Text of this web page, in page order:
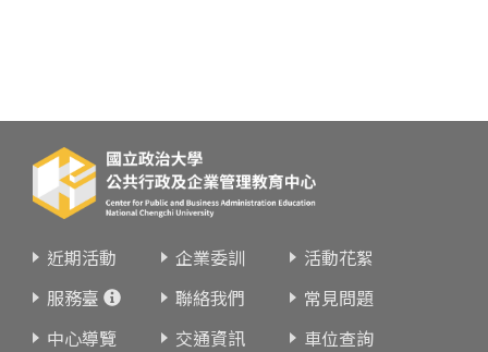
近期活動 企業委訓
活動花絮
服務臺
聯絡我們
常見問題
中心導覽
交通資訊
車位查詢